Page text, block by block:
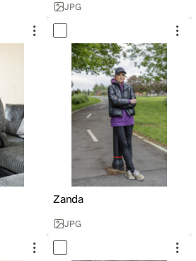
JPG
Zanda
JPG